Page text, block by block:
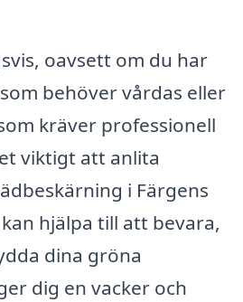
oavsett om du har
behöver vårdas eller
kräver professionell
viktigt att anlita
i Färgens
hjälpa till att bevara,
dina gröna
dig en vacker och